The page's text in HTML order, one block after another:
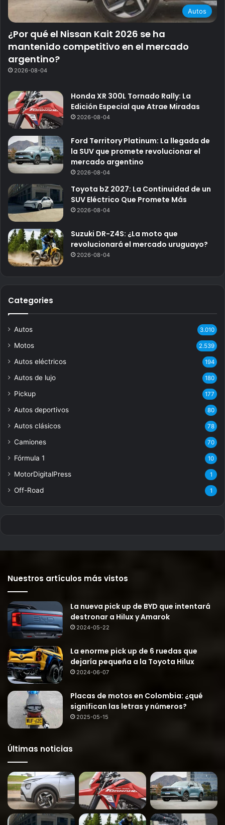
Autos
¿Por qué el Nissan Kait 2026 se ha
mantenido competitivo en el mercado
argentino?
2026-08-04
Honda XR 300L Tornado Rally: La
Edición Especial que Atrae Miradas
2026-08-04
Ford Territory Platinum: La llegada de
la SUV que promete revolucionar el
mercado argentino
2026-08-04
Toyota bZ 2027: La Continuidad de un
SUV Eléctrico Que Promete Más
2026-08-04
Suzuki DR-Z4S: ¿La moto que
revolucionará el mercado uruguayo?
2026-08-04
Categories
Autos 3.010
Motos 2.539
Autos eléctricos 194
Autos de lujo 180
Pickup 177
Autos deportivos 80
Autos clásicos 78
Camiones 70
Fórmula 1 10
MotorDigitalPress 1
Off-Road 1
Nuestros artículos más vistos
La nueva pick up de BYD que intentará
destronar a Hilux y Amarok
2024-05-22
La enorme pick up de 6 ruedas que
dejaría pequeña a la Toyota Hilux
2024-06-07
Placas de motos en Colombia: ¿qué
significan las letras y números?
2025-05-15
Últimas noticias